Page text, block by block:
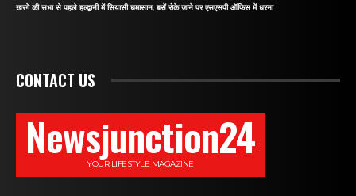
खरगे की सभा से पहले हल्द्वानी में सियासी घमासान, बसें रोके जाने पर एसएसपी ऑफिस में धरना
CONTACT US
Newsjunction24
YOUR LIFESTYLE MAGAZINE